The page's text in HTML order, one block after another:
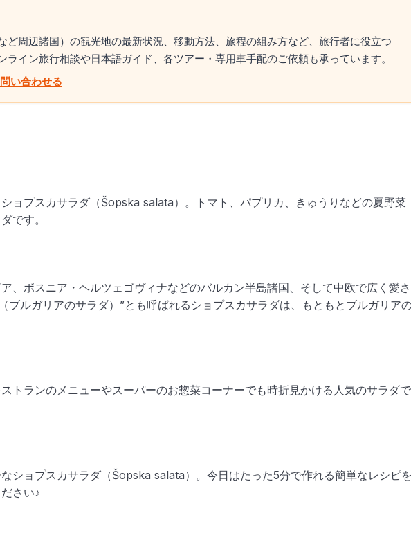
ど周辺諸国）の観光地の最新状況、移動方法、旅程の組み方など、旅行者に役立つ
イン旅行相談や日本語ガイド、各ツアー・専用車手配のご依頼も承っています。
い合わせる
ョプスカサラダ（Šopska salata）。トマト、パプリカ、きゅうりなどの夏野菜
です。
、ボスニア・ヘルツェゴヴィナなどのバルカン半島諸国、そして中欧で広く愛さ
ルガリアのサラダ）”とも呼ばれるショプスカサラダは、もともとブルガリア
トランのメニューやスーパーのお惣菜コーナーでも時折見かける人気のサラダで
ショプスカサラダ（Šopska salata）。今日はたった5分で作れる簡単なレシピ
さい♪